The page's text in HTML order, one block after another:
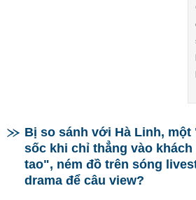
Bị so sánh với Hà Linh,
sốc khi chỉ thẳng vào khách
tao", ném đồ trên sóng
drama để câu view?